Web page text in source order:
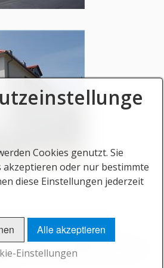
Impressum
Datenschutz
Ruppertshofen -Website erstellt mit
Cookies genutzt. Sie
akzeptieren oder nur bestimmte
diese Einstellungen jederzeit
Alle akzeptieren
Einstellungen